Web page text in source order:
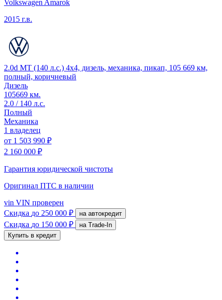
Volkswagen Amarok
2015 г.в.
2.0d MT (140 л.с.) 4x4, дизель, механика, пикап, 105 669 км,
полный, коричневый
Дизель
105669 км.
2.0 / 140 л.с.
Полный
Механика
1 владелец
от 1 503 990 ₽
2 160 000 ₽
Гарантия юридической чистоты
Оригинал ПТС в наличии
vin VIN проверен
Скидка до 250 000 ₽ на автокредит
Скидка до 150 000 ₽
на Trade-In
Купить в кредит